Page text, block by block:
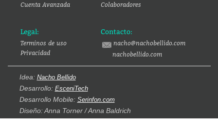
Cuenta Avanzada
Colaboradores
Legal:
Terminos de uso
Privacidad
Contacto:
nacho@nachobellido.com
nachobellido.com
Idea: Nacho Bellido
Desarrollo: EsceniTech
Desarrollo Mobile: Serinfon.com
Diseño: Anna Torner / Anna Baldrich